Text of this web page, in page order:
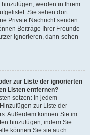
werden in Ihrem
Sie sehen dort
Private Nachricht senden.
Beiträge Ihrer Freunde
ignorieren, dann sehen
zur Liste der ignorierten
Listen entfernen?
setzen: In jedem
zur Liste der
Außerdem können Sie im
hinzufügen, indem Sie
können Sie sie auch